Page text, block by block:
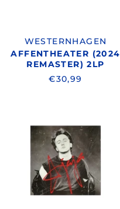
WESTERNHAGEN
AFFENTHEATER (2024
REMASTER) 2LP
€30,99
JA
JA
(2024
REMASTER)
1LP